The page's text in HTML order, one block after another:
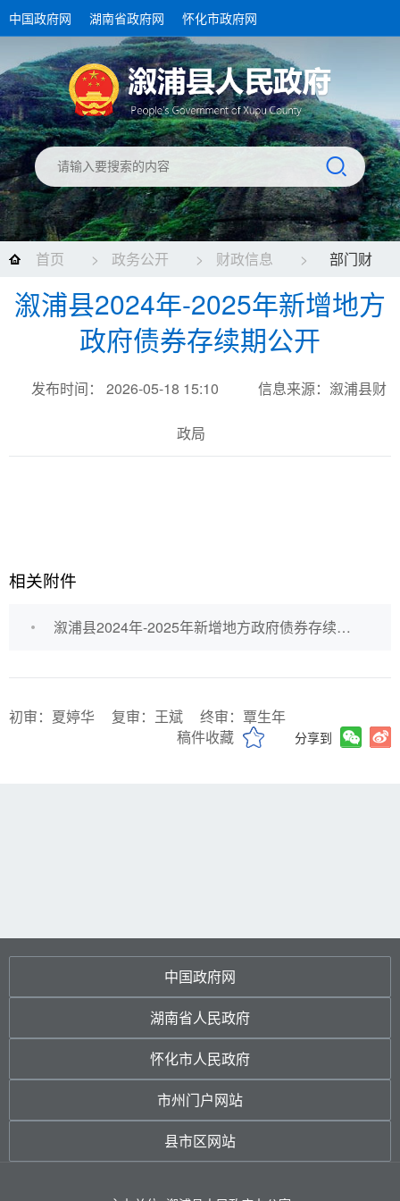
中国政府网 湖南省政府网 怀化市政府网
首页 > 政务公开 > 财政信息 >
部门财
政信息
溆浦县2024年-2025年新增地方
政府债券存续期公开
发布时间： 2026-05-18 15:10 信息来源：溆浦县财
政局
相关附件
溆浦县2024年-2025年新增地方政府债券存续期公开.xlsx
初审：夏婷华 复审：王斌
终审：覃生年
稿件收藏
分享到
中国政府网
湖南省人民政府
怀化市人民政府
市州门户网站
县市区网站